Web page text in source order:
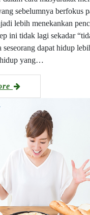
sebelumnya berfokus
lebih menekankan
ini tidak lagi sekadar
seseorang dapat hidup
hidup yang…